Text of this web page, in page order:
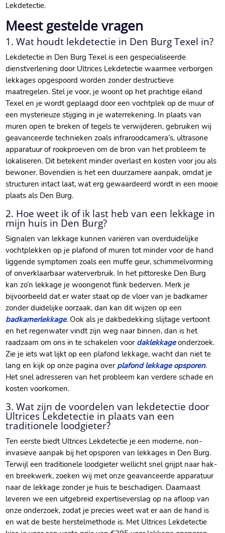
Lekdetectie.
Meest gestelde vragen
1. Wat houdt lekdetectie in Den Burg Texel in?
Lekdetectie in Den Burg Texel is een gespecialiseerde
dienstverlening door Ultrices Lekdetectie waarmee verborgen
lekkages opgespoord worden zonder destructieve
maatregelen. Stel je voor, je woont op het prachtige eiland
Texel en je wordt geplaagd door een vochtplek op de muur of
een mysterieuze stijging in je waterrekening. In plaats van
muren open te breken of tegels te verwijderen, gebruiken wij
geavanceerde technieken zoals infraroodcamera’s, ultrasone
apparatuur of rookproeven om de bron van het probleem te
lokaliseren. Dit betekent minder overlast en kosten voor jou als
bewoner. Bovendien is het een duurzamere aanpak, omdat je
structuren intact laat, wat erg gewaardeerd wordt in een mooie
plaats als Den Burg.
2. Hoe weet ik of ik last heb van een lekkage in
mijn huis in Den Burg?
Signalen van lekkage kunnen variëren van overduidelijke
vochtplekken op je plafond of muren tot minder voor de hand
liggende symptomen zoals een muffe geur, schimmelvorming
of onverklaarbaar waterverbruik. In het pittoreske Den Burg
kan zo’n lekkage je woongenot flink bederven. Merk je
bijvoorbeeld dat er water staat op de vloer van je badkamer
zonder duidelijke oorzaak, dan kan dit wijzen op een
badkamerlekkage. Ook als je dakbedekking slijtage vertoont
en het regenwater vindt zijn weg naar binnen, dan is het
raadzaam om ons in te schakelen voor daklekkageonderzoek.
Zie je iets wat lijkt op een plafond lekkage, wacht dan niet te
lang en kijk op onze pagina over plafond lekkage opsporen.
Het snel adresseren van het probleem kan verdere schade en
kosten voorkomen.
3. Wat zijn de voordelen van lekdetectie door
Ultrices Lekdetectie in plaats van een
traditionele loodgieter?
Ten eerste biedt Ultrices Lekdetectie je een moderne, non-
invasieve aanpak bij het opsporen van lekkages in Den Burg.
Terwijl een traditionele loodgieter wellicht snel grijpt naar hak-
en breekwerk, zoeken wij met onze geavanceerde apparatuur
naar de lekkage zonder je huis te beschadigen. Daarnaast
leveren we een uitgebreid expertiseverslag op na afloop van
onze onderzoek, zodat je precies weet wat er aan de hand is
en wat de beste herstelmethode is. Met Ultrices Lekdetectie